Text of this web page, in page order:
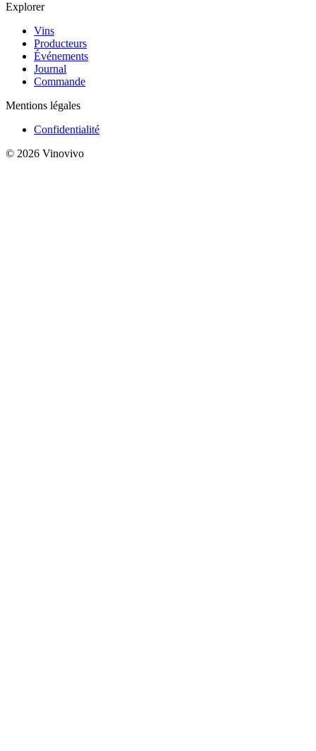
Explorer
Vins
Producteurs
Événements
Journal
Commande
Mentions légales
Confidentialité
© 2026 Vinovivo